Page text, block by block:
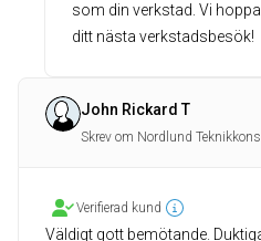
som din verkstad. Vi
ditt nästa verkstadsbesök!
John Rickard T
Skrev om Nordlund
Verifierad kund
Väldigt gott bemötande.